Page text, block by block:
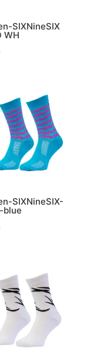
SIXNineSIX
WH
SIXNineSIX-
blue